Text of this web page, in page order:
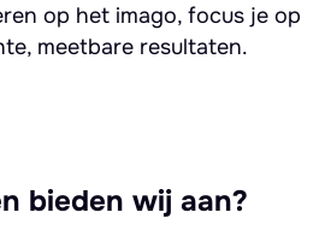
op het imago, focus je op
meetbare resultaten.
bieden wij aan?